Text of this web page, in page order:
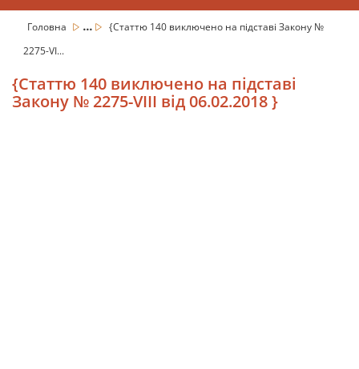
Головна ...
{Статтю 140 виключено на підставі Закону №
2275-VI...
{Статтю 140 виключено на підставі
Закону № 2275-VIII від 06.02.2018 }